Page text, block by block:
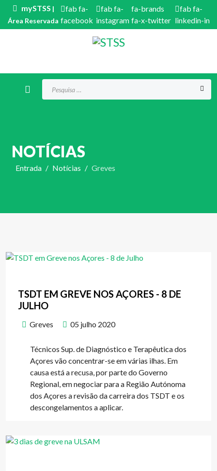
mySTSS |
Área Reservada
fab fa-
facebook
fab fa-
instagram
fa-brands
fa-x-twitter
fab fa-
linkedin-in
NOTÍCIAS
Entrada Notícias Greves
TSDT EM GREVE NOS AÇORES - 8 DE
JULHO
Greves 05 julho 2020
Técnicos Sup. de Diagnóstico e Terapêutica dos
Açores vão concentrar-se em várias ilhas. Em
causa está a recusa, por parte do Governo
Regional, em negociar para a Região Autónoma
dos Açores a revisão da carreira dos TSDT e os
descongelamentos a aplicar.